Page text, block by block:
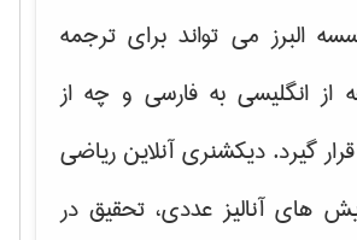
البرز می تواند برای ترجمه
انگلیسی به فارسی و چه از
گیرد. دیکشنری آنلاین ریاضی
هایآنالیز عددی، تحقیق در